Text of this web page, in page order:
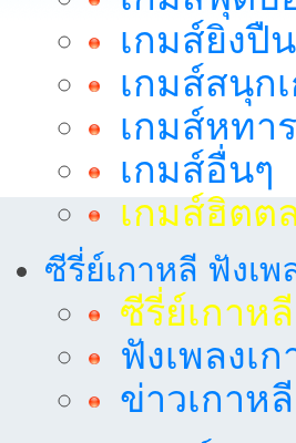
เกมส์ยิงปืน
เกมส์สนุก
เกมส์หทาร
เกมส์อื่นๆ
เกมส์ฮิตต
ซีรี่ย์เกาหลี ฟังเพ
ซีรี่ย์เกาหลี
ฟังเพลงเก
ข่าวเกาหลี